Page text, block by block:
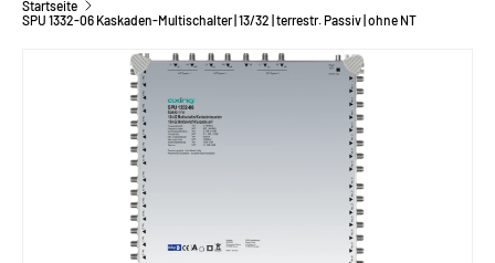
Startseite
SPU 1332-06 Kaskaden-Multischalter | 13/32 | terrestr. Passiv | ohne NT